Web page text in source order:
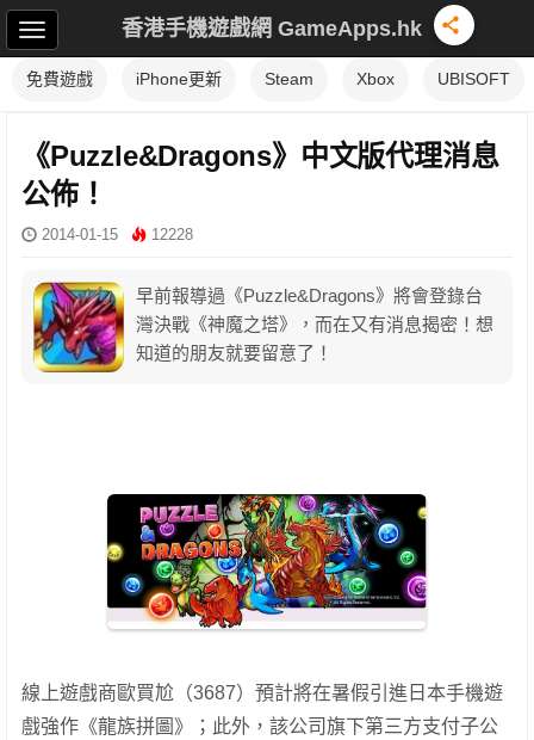
香港手機遊戲網 GameApps.hk
免費遊戲 iPhone更新 Steam Xbox UBISOFT
《Puzzle&Dragons》中文版代理消息
公佈！
2014-01-15 12228
早前報導過《Puzzle&Dragons》將會登錄台
灣決戰《神魔之塔》，而在又有消息揭密！想
知道的朋友就要留意了！
線上遊戲商歐買尬（3687）預計將在暑假引進日本手機遊
戲強作《龍族拼圖》；此外，該公司旗下第三方支付子公